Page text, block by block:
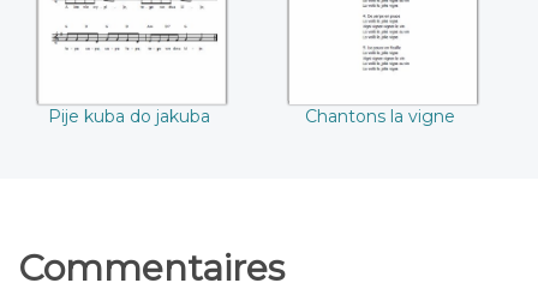
Pije kuba do jakuba Chantons la vigne
Commentaires